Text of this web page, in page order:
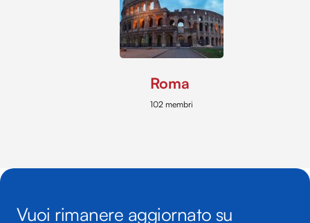
Roma
102 membri
Vuoi rimanere aggiornato su